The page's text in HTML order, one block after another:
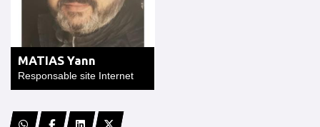
MATIAS Yann
Responsable site Internet